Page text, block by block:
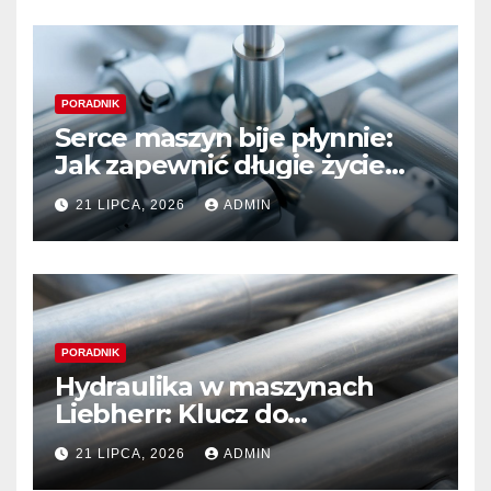
PORADNIK
Serce maszyn bije płynnie:
Jak zapewnić długie życie
systemom hydraulicznym
Sauer Danfoss
21 LIPCA, 2026 ADMIN
PORADNIK
Hydraulika w maszynach
Liebherr: Klucz do
niezawodności i optymalnej
wydajności
21 LIPCA, 2026 ADMIN